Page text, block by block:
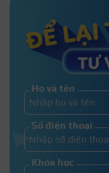
Họ và tên
Số điện thoại
Khóa học